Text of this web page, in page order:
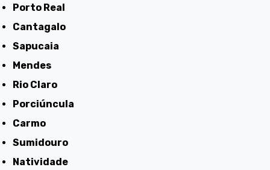
Porto Real
Cantagalo
Sapucaia
Mendes
Rio Claro
Porciúncula
Carmo
Sumidouro
Natividade